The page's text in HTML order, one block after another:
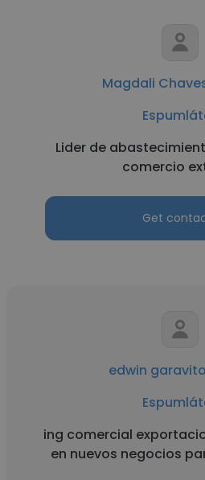
Magdali
Lider de
comercio
Get
edwin
ing comercial
en nuevos negocios